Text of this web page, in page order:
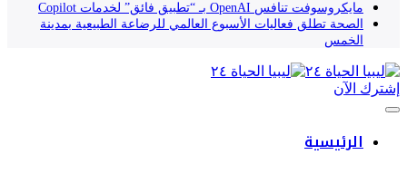
مايكروسوفت تنافس OpenAI بـ “تطبيق فائق” لخدمات Copilot
الصحة تطلق فعاليات الأسبوع العالمي للرضاعة الطبيعية بمدينة
الخمس
إشترك الآن
الرئيسية